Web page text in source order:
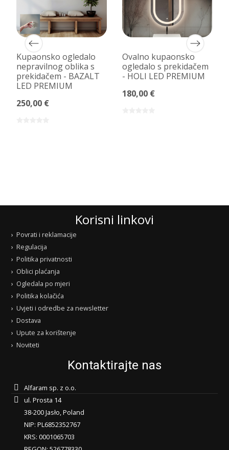
Kupaonsko ogledalo
nepravilnog oblika s
prekidačem - BAZALT
LED PREMIUM
250,00 €
Ovalno kupaonsko
ogledalo s prekidačem
- HOLI LED PREMIUM
180,00 €
Korisni linkovi
Povrati i reklamacije
Regulacija
Politika privatnosti
Oblici plaćanja
Ogledala po mjeri
Politika kolačića
Uvjeti i odredbe za newsletter
Dostava
Upute za korištenje
Noviteti
Kontaktirajte nas
Alfaram sp. z o.o.
ul. Prosta 14
38-200 Jasło, Poland
NIP: PL6852352767
KRS: 0001065703